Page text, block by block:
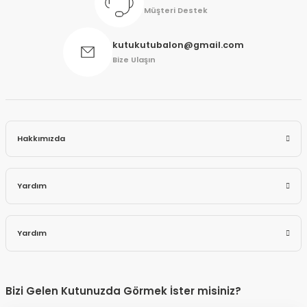
Müşteri Destek
kutukutubalon@gmail.com
Bize Ulaşın
Hakkımızda
Yardım
Yardım
Bizi Gelen Kutunuzda Görmek İster misiniz?